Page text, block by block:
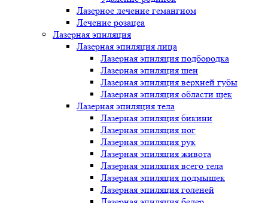
Лазерное лечение гемангиом
Лечение розацеа
Лазерная эпиляция
Лазерная эпиляция лица
Лазерная эпиляция подбородка
Лазерная эпиляция шеи
Лазерная эпиляция верхней губы
Лазерная эпиляция области щек
Лазерная эпиляция тела
Лазерная эпиляция бикини
Лазерная эпиляция ног
Лазерная эпиляция рук
Лазерная эпиляция живота
Лазерная эпиляция всего тела
Лазерная эпиляция подмышек
Лазерная эпиляция голеней